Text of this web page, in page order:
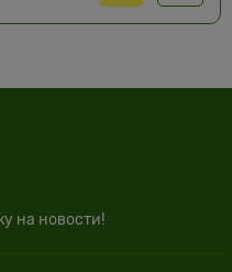
на новости!